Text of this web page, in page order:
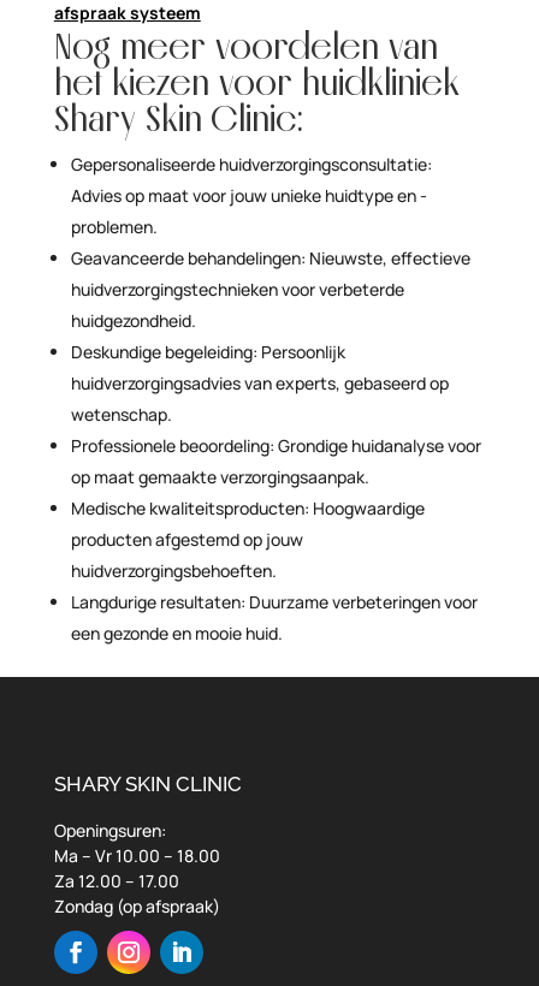
afspraak systeem
Nog meer voordelen van
het kiezen voor huidkliniek
Shary Skin Clinic:
Gepersonaliseerde huidverzorgingsconsultatie:
Advies op maat voor jouw unieke huidtype en -
problemen.
Geavanceerde behandelingen: Nieuwste, effectieve
huidverzorgingstechnieken voor verbeterde
huidgezondheid.
Deskundige begeleiding: Persoonlijk
huidverzorgingsadvies van experts, gebaseerd op
wetenschap.
Professionele beoordeling: Grondige huidanalyse voor
op maat gemaakte verzorgingsaanpak.
Medische kwaliteitsproducten: Hoogwaardige
producten afgestemd op jouw
huidverzorgingsbehoeften.
Langdurige resultaten: Duurzame verbeteringen voor
een gezonde en mooie huid.
SHARY SKIN CLINIC
Openingsuren:
Ma – Vr 10.00 – 18.00
Za 12.00 – 17.00
Zondag (op afspraak)